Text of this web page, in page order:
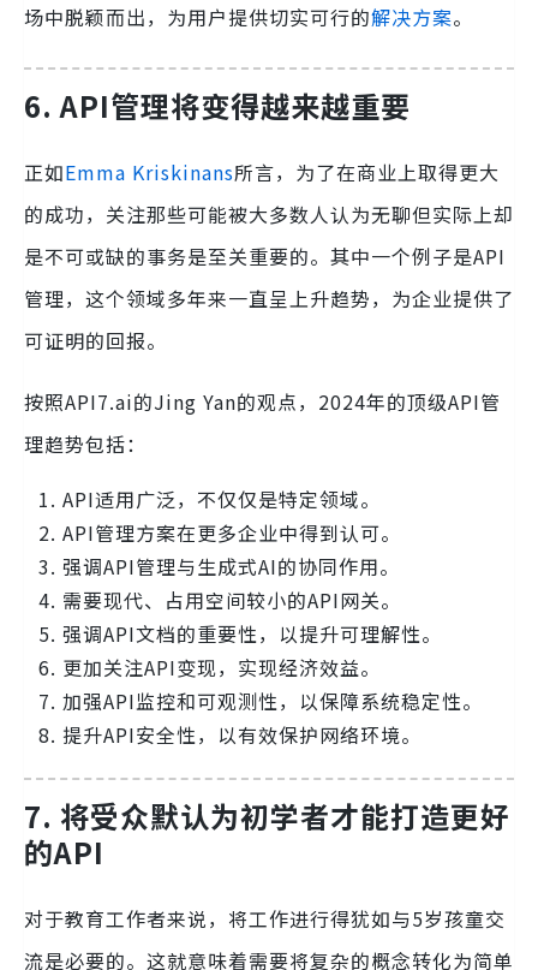
场中脱颖而出，为用户提供切实可行的解决方案。
6. API管理将变得越来越重要
正如Emma Kriskinans所言，为了在商业上取得更大
的成功，关注那些可能被大多数人认为无聊但实际上却
是不可或缺的事务是至关重要的。其中一个例子是API
管理，这个领域多年来一直呈上升趋势，为企业提供了
可证明的回报。
按照API7.ai的Jing Yan的观点，2024年的顶级API管
理趋势包括：
API适用广泛，不仅仅是特定领域。
API管理方案在更多企业中得到认可。
强调API管理与生成式AI的协同作用。
需要现代、占用空间较小的API网关。
强调API文档的重要性，以提升可理解性。
更加关注API变现，实现经济效益。
加强API监控和可观测性，以保障系统稳定性。
提升API安全性，以有效保护网络环境。
7. 将受众默认为初学者才能打造更好
的API
对于教育工作者来说，将工作进行得犹如与5岁孩童交
流是必要的。这就意味着需要将复杂的概念转化为简单